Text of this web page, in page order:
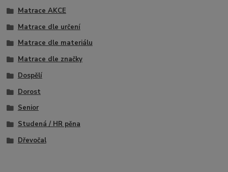
Matrace AKCE
Matrace dle určení
Matrace dle materiálu
Matrace dle značky
Dospělí
Dorost
Senior
Studená / HR pěna
Dřevočal